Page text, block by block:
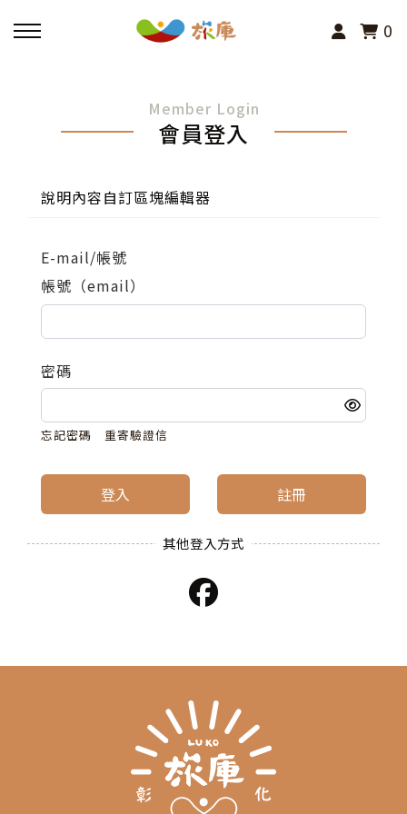
0
小旅行及主題導覽
講座、體驗與課程
其他活動
Member Login
會員登入
說明內容自訂區塊編輯器
E-mail/帳號
帳號（email）
密碼
忘記密碼 重寄驗證信
登入 註冊